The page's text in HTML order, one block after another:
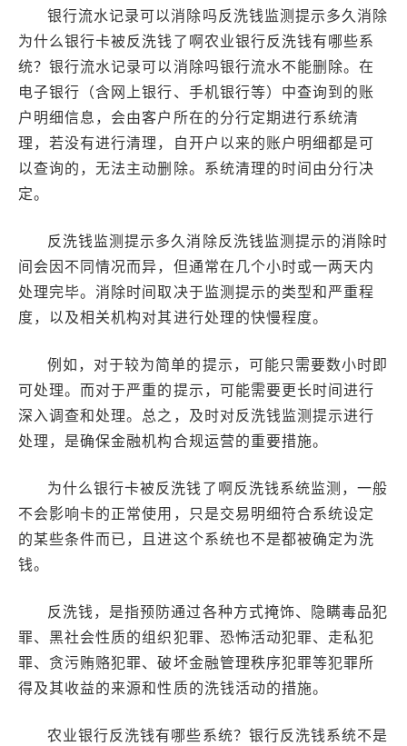
银行流水记录可以消除吗反洗钱监测提示多久消除
为什么银行卡被反洗钱了啊农业银行反洗钱有哪些系
统？银行流水记录可以消除吗银行流水不能删除。在
电子银行（含网上银行、手机银行等）中查询到的账
户明细信息，会由客户所在的分行定期进行系统清
理，若没有进行清理，自开户以来的账户明细都是可
以查询的，无法主动删除。系统清理的时间由分行决
定。
反洗钱监测提示多久消除反洗钱监测提示的消除时
间会因不同情况而异，但通常在几个小时或一两天内
处理完毕。消除时间取决于监测提示的类型和严重程
度，以及相关机构对其进行处理的快慢程度。
例如，对于较为简单的提示，可能只需要数小时即
可处理。而对于严重的提示，可能需要更长时间进行
深入调查和处理。总之，及时对反洗钱监测提示进行
处理，是确保金融机构合规运营的重要措施。
为什么银行卡被反洗钱了啊反洗钱系统监测，一般
不会影响卡的正常使用，只是交易明细符合系统设定
的某些条件而已，且进这个系统也不是都被确定为洗
钱。
反洗钱，是指预防通过各种方式掩饰、隐瞒毒品犯
罪、黑社会性质的组织犯罪、恐怖活动犯罪、走私犯
罪、贪污贿赂犯罪、破坏金融管理秩序犯罪等犯罪所
得及其收益的来源和性质的洗钱活动的措施。
农业银行反洗钱有哪些系统？银行反洗钱系统不是